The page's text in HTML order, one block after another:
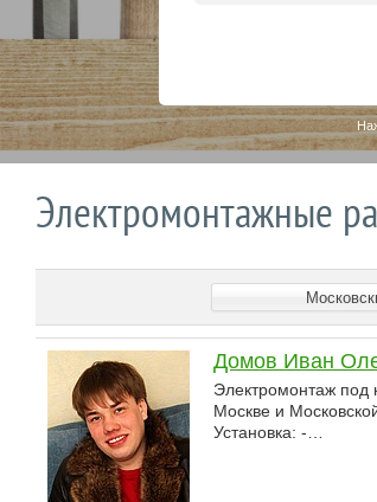
Электромонтажные
Домов Иван
Электромонтаж
Москве и
Установка: -…